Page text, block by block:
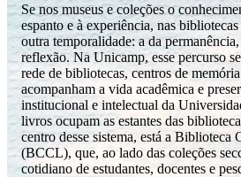
Se nos museus e coleções o
espanto e à experiência, nas
outra temporalidade: a da
reflexão. Na Unicamp, esse percurso
rede de bibliotecas, centros de
acompanham a vida acadêmica e
institucional e intelectual da
livros ocupam as estantes das
centro desse sistema, está a Biblioteca
(BCCL), que, ao lado das coleções
cotidiano de estudantes, docentes e